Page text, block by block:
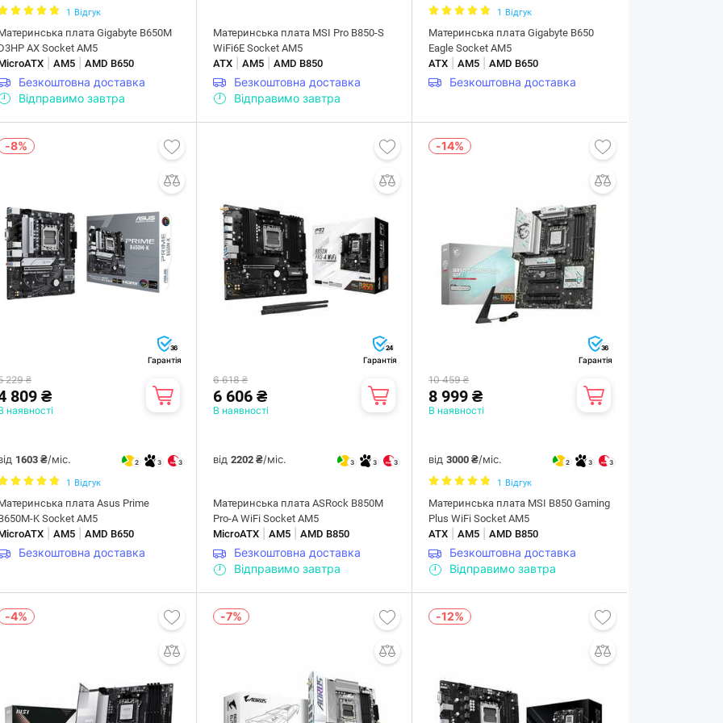
1 Відгук
плата Gigabyte B650M
AX Socket AM5
AM5 AMD B650
Безкоштовна доставка
Відправимо завтра
Материнська плата MSI Pro B850-S
WiFi6E Socket AM5
ATX |AM5 |AMD B850
Безкоштовна доставка
Відправимо завтра
1 Відгук
Материнська плата Gigabyte B650
Eagle Socket AM5
ATX |AM5 |AMD B650
Безкоштовна доставка
-8%
36
Гарантія
229 ₴
809 ₴
наявності
1603 ₴/міс. 2 3 3
1 Відгук
плата Asus Prime
K Socket AM5
AM5 AMD B650
Безкоштовна доставка
24
Гарантія
6 618 ₴
6 606 ₴
В наявності
від2202 ₴/міс. 3 3 3
Материнська плата ASRock B850M
Pro-A WiFi Socket AM5
MicroATX |AM5 |AMD B850
Безкоштовна доставка
Відправимо завтра
-14%
36
Гарантія
10 459 ₴
8 999 ₴
В наявності
від3000 ₴/міс. 2 3 3
1 Відгук
Материнська плата MSI B850 Gaming
Plus WiFi Socket AM5
ATX |AM5 |AMD B850
Безкоштовна доставка
Відправимо завтра
-4% -7% -12%